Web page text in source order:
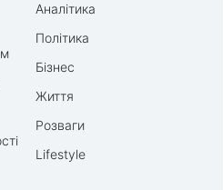
Аналітика
Політика
Бізнес
Життя
Розваги
Lifestyle